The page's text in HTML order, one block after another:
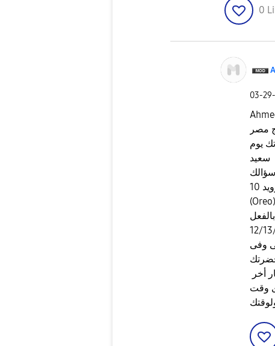
0
‎03-
مصر
يوم
سعيد
سؤالك
اخر تحديث صدر للجهاز هو اندرويد 10 Android 8.0
(Oreo)
وفى
أخر
وقت